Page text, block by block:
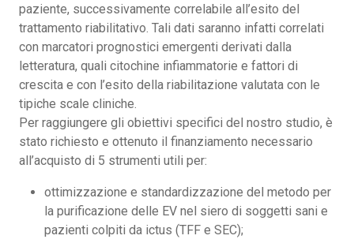
paziente, successivamente correlabile all’esito del
trattamento riabilitativo. Tali dati saranno infatti correlati
con marcatori prognostici emergenti derivati dalla
letteratura, quali citochine infiammatorie e fattori di
crescita e con l’esito della riabilitazione valutata con le
tipiche scale cliniche.
Per raggiungere gli obiettivi specifici del nostro studio, è
stato richiesto e ottenuto il finanziamento necessario
all’acquisto di 5 strumenti utili per:
ottimizzazione e standardizzazione del metodo per
la purificazione delle EV nel siero di soggetti sani e
pazienti colpiti da ictus (TFF e SEC);